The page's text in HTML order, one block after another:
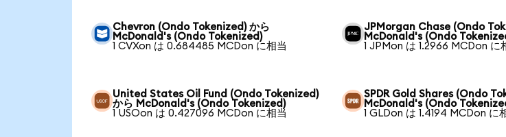
Chevron (Ondo Tokenized) から
McDonald's (Ondo Tokenized)
1 CVXon は 0.684485 MCDon に相当
JPMorgan Chase (Ondo
McDonald's (Ondo
1 JPMon は 1.2966 MCDon に
United States Oil Fund (Ondo Tokenized)
から McDonald's (Ondo Tokenized)
1 USOon は 0.427096 MCDon に相当
SPDR Gold Shares (Ondo
McDonald's (Ondo
1 GLDon は 1.4194 MCDon に